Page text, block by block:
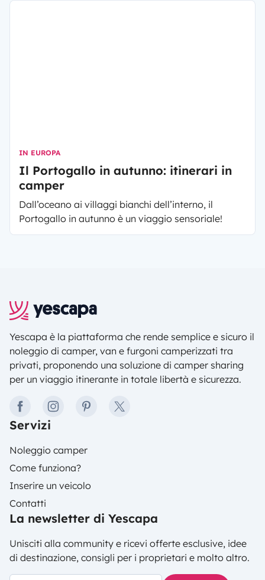
IN EUROPA
Il Portogallo in autunno: itinerari in
camper
Dall’oceano ai villaggi bianchi dell’interno, il
Portogallo in autunno è un viaggio sensoriale!
Yescapa è la piattaforma che rende semplice e sicuro il
noleggio di camper, van e furgoni camperizzati tra
privati, proponendo una soluzione di camper sharing
per un viaggio itinerante in totale libertà e sicurezza.
facebookinstagrampinteresttwitter
Servizi
Noleggio camper
Come funziona?
Inserire un veicolo
Contatti
La newsletter di Yescapa
Unisciti alla community e ricevi offerte esclusive, idee
di destinazione, consigli per i proprietari e molto altro.